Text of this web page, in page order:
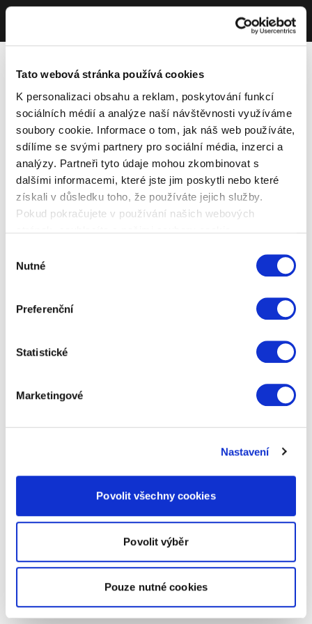
Tato webová stránka používá cookies
K personalizaci obsahu a reklam, poskytování funkcí
sociálních médií a analýze naší návštěvnosti využíváme
soubory cookie. Informace o tom, jak náš web používáte,
sdílíme se svými partnery pro sociální média, inzerci a
analýzy. Partneři tyto údaje mohou zkombinovat s
dalšími informacemi, které jste jim poskytli nebo které
získali v důsledku toho, že používáte jejich služby.
Pokud pokračujete v používání našich webových
souhlasu
Nutné
Preferenční
Statistické
Marketingové
Nastavení
Povolit všechny cookies
Povolit výběr
Pouze nutné cookies